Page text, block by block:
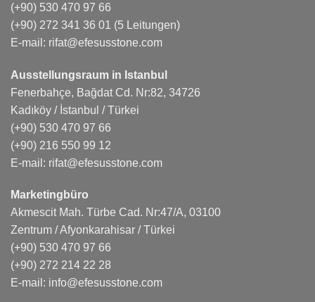
(+90) 530 470 97 66
(+90) 272 341 36 01 (5 Leitungen)
E-mail: rifat@efesusstone.com
Ausstellungsraum in Istanbul
Fenerbahçe, Bağdat Cd. Nr:82, 34726
Kadıköy / İstanbul / Türkei
(+90) 530 470 97 66
(+90) 216 550 99 12
E-mail: rifat@efesusstone.com
Marketingbüro
Akmescit Mah. Türbe Cad. Nr:47/A, 03100
Zentrum / Afyonkarahisar / Türkei
(+90) 530 470 97 66
(+90) 272 214 22 28
E-mail: info@efesusstone.com